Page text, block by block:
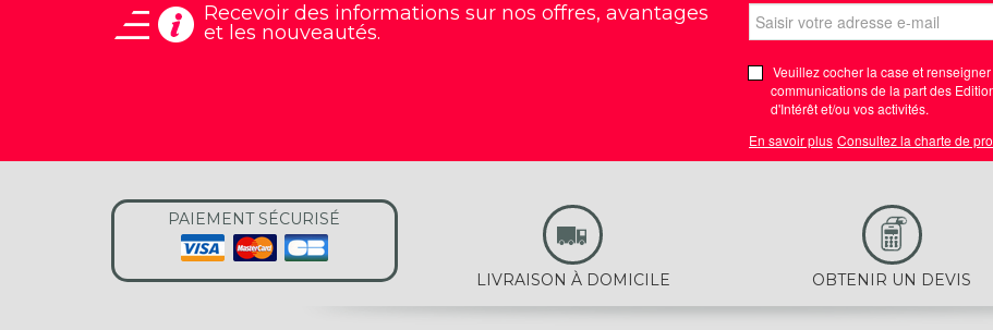
Recevoir des informations sur nos offres, avantages
et les nouveautés.
Veuillez cocher la case et
communications de la part des
d'Intérêt et/ou vos activités.
En savoir plus Consultez la charte de
PAIEMENT SÉCURISÉ
LIVRAISON À DOMICILE OBTENIR UN DEVIS